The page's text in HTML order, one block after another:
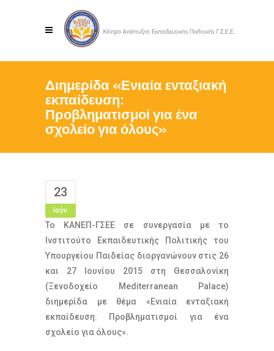
Διημερίδα «Ενιαία ενταξιακή
εκπαίδευση:
Προβληματισμοί για ένα
σχολείο για όλους»
23
Ιούν
Το ΚΑΝΕΠ-ΓΣΕΕ σε συνεργασία με το
Ινστιτούτο Εκπαιδευτικής Πολιτικής του
Υπουργείου Παιδείας διοργανώνουν στις 26
και 27 Ιουνίου 2015 στη Θεσσαλονίκη
(Ξενοδοχείο Mediterranean Palace)
διημερίδα με θέμα «Ενιαία ενταξιακή
εκπαίδευση: Προβληματισμοί για ένα
σχολείο για όλους».